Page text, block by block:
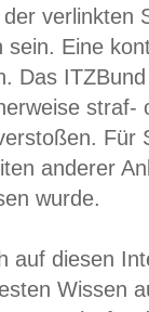
verlinkten
sein. Eine
Das
straf-
Für
anderer
wurde.
auf diesen
Wissen